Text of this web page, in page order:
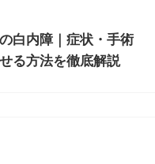
白内障｜症状・手術
る方法を徹底解説